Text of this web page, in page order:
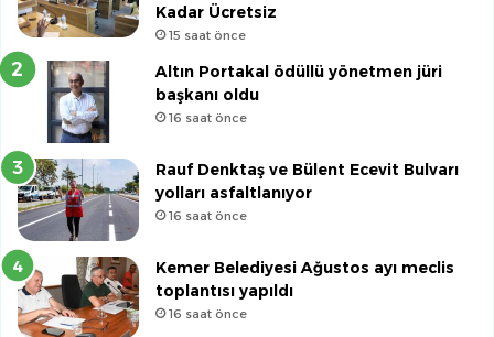
Kadar Ücretsiz
15 saat önce
Altın Portakal ödüllü yönetmen jüri
başkanı oldu
16 saat önce
Rauf Denktaş ve Bülent Ecevit Bulvarı
yolları asfaltlanıyor
16 saat önce
Kemer Belediyesi Ağustos ayı meclis
toplantısı yapıldı
16 saat önce